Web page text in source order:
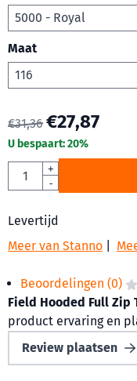
Maat
€31,36 €27,87
U bespaart:20%
Aantal
+
-
Levertijd
Meer van Stanno
Beoordelingen (0)
Field Hooded Full Zip
product ervaring en
Review plaatsen